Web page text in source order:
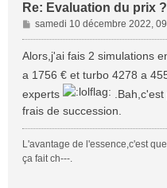
Re: Evaluation du prix ?
M
e
s
a
g
e
samedi 10 décembre 2022,
Alors,j'ai fais 2 simulations
a 1756 € et turbo 4278 a
experts
frais de succession.
L'avantage de l'essence,c'est
ça fait ch---.